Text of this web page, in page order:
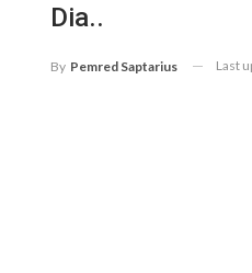
Dia..
By Pemred Saptarius Last